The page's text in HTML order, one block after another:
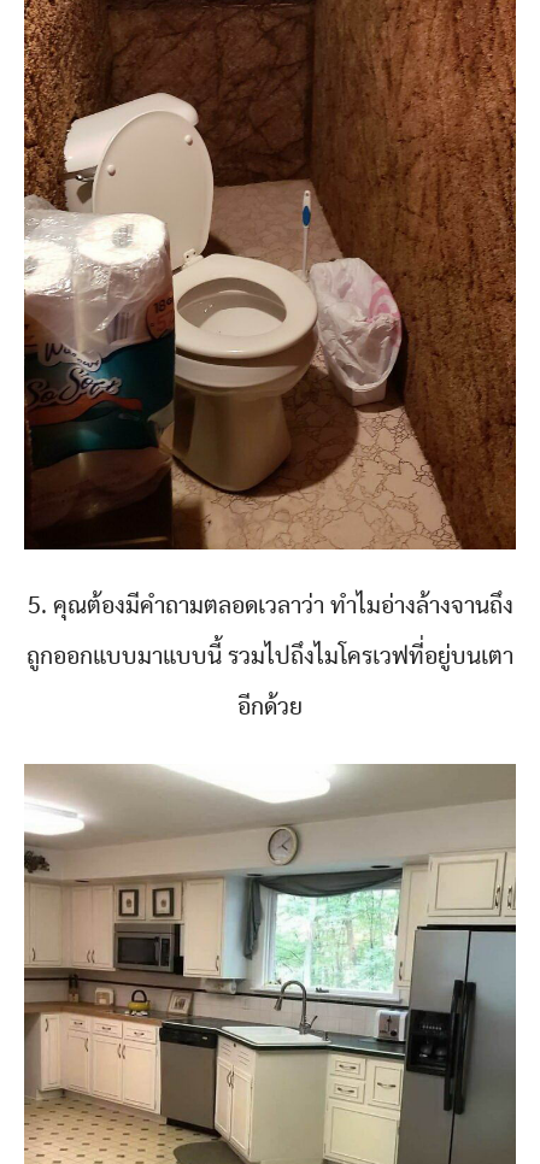
5. คุณต้องมีคำถามตลอดเวลาว่า ทำไมอ่างล้างจานถึง
ถูกออกแบบมาแบบนี้ รวมไปถึงไมโครเวฟที่อยู่บนเตา
อีกด้วย